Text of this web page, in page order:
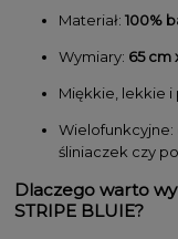
Materiał: 100%
Wymiary: 65 cm
Miękkie, lekkie i
Wielofunkcyjne:
śliniaczek czy
Dlaczego warto
STRIPE BLUIE?